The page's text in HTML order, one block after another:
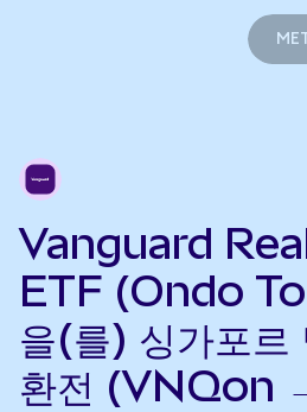
Vanguard
ETF (Ondo
을(를) 싱가포르
환전 (VNQon